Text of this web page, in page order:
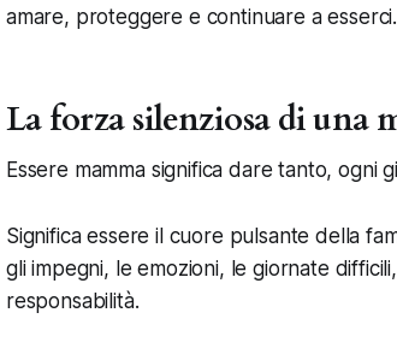
amare, proteggere e continuare a esserci.
La forza silenziosa di una
Essere mamma significa dare tanto, ogni
Significa essere il cuore pulsante della
gli impegni, le emozioni, le giornate
responsabilità.